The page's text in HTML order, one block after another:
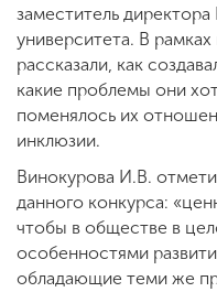
заместитель
университета. В
рассказали, как
какие проблемы они
поменялось их
инклюзии.
Винокурова И.В.
данного конкурса:
чтобы в обществе в
особенностями
обладающие теми же